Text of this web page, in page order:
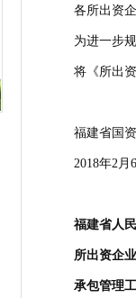
各所出资
为进一步
将《所出
福建省国
2018年2
福建省人
所出资企
承包管理